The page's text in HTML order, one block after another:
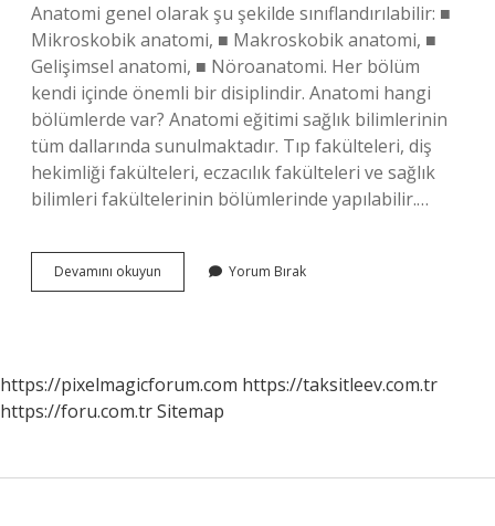
Anatomi genel olarak şu şekilde sınıflandırılabilir: ■
Mikroskobik anatomi, ■ Makroskobik anatomi, ■
Gelişimsel anatomi, ■ Nöroanatomi. Her bölüm
kendi içinde önemli bir disiplindir. Anatomi hangi
bölümlerde var? Anatomi eğitimi sağlık bilimlerinin
tüm dallarında sunulmaktadır. Tıp fakülteleri, diş
hekimliği fakülteleri, eczacılık fakülteleri ve sağlık
bilimleri fakültelerinin bölümlerinde yapılabilir.…
Devamını okuyun Anatominin
Alt
Yorum Bırak
https://pixelmagicforum.com https://taksitleev.com.tr
https://foru.com.trSitemap